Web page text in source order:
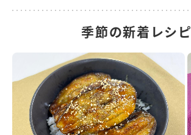
季節の新着レシピ